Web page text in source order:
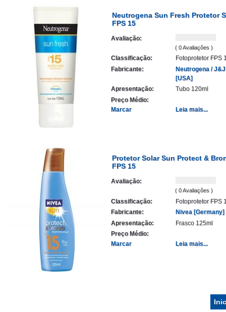
Neutrogena Sun Fresh Protetor
FPS 15
Avaliação:
( 0 Avaliações )
Classificação:
Fotoprotetor FPS
Fabricante:
Neutrogena / J&J
[USA]
Apresentação:
Tubo 120ml
Preço Médio:
Marcar
Leia mais...
Protetor Solar Sun Protect &
FPS 15
Avaliação:
( 0 Avaliações )
Classificação:
Fotoprotetor FPS
Fabricante:
Nivea [Germany]
Apresentação:
Frasco 125ml
Preço Médio:
Marcar
Leia mais...